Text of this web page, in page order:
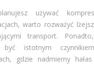
używać
warto rozważyć
transport.
być istotnym
gdzie nadmierny